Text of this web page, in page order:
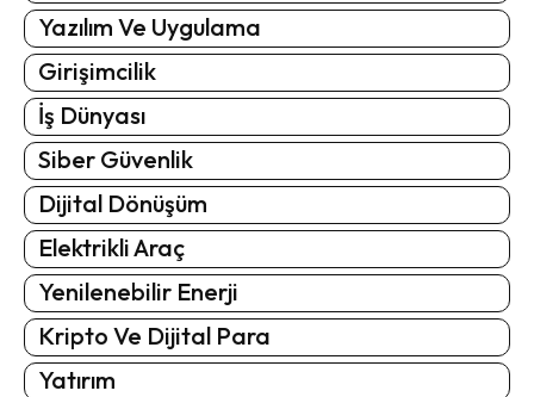
Yazılım Ve Uygulama
Girişimcilik
İş Dünyası
Siber Güvenlik
Dijital Dönüşüm
Elektrikli Araç
Yenilenebilir Enerji
Kripto Ve Dijital Para
Yatırım